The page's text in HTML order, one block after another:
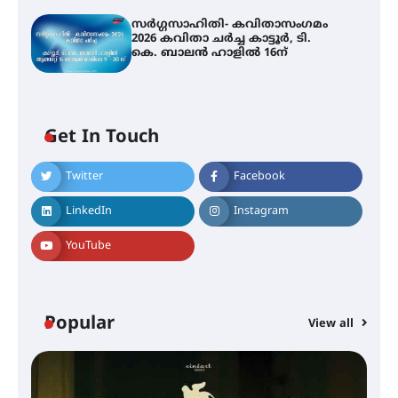
സർഗ്ഗസാഹിതി- കവിതാസംഗമം
2026 കവിതാ ചർച്ച കാട്ടൂർ, ടി.
കെ. ബാലൻ ഹാളിൽ 16ന്
Get In Touch
Twitter Facebook
LinkedIn Instagram
YouTube
Popular View all
സെന്റ് ജോസഫ്സ് കോളജ്